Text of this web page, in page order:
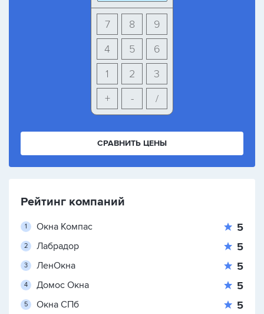
9
8
7
6
5
4
3
2
1
+
- /
СРАВНИТЬ ЦЕНЫ
Рейтинг компаний
Окна Компас 5
Лабрадор 5
ЛенОкна 5
Домос Окна 5
Окна СПб 5